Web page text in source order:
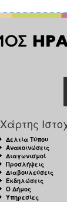
Χάρτης
Δελτία Τύπου
Ανακοινώσεις
Διαγωνισμοί
Προσλήψεις
Διαβουλεύσεις
Εκδηλώσεις
Ο Δήμος
Υπηρεσίες